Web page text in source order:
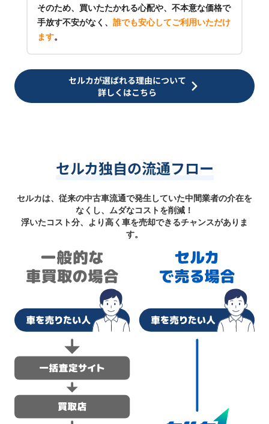
そのため、買いたたかれる心配や、不本意な価格で
手放す不安がなく、 誰でも安心してご利用いただけ
ます。
セルカが選ばれる理由について
詳しくはこちら
セルカ独自の流通フロー
セルカは、従来の中古車流通で発生していた中間業者の介在を
なくし、ムダなコストを削減！
浮いたコスト分、より高く車を売却できるチャンスがありま
す。